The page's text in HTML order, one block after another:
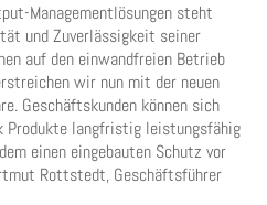
Managementlösungen steht
und Zuverlässigkeit seiner
auf den einwandfreien Betrieb
wir nun mit der neuen
Geschäftskunden können sich
Produkte langfristig leistungsfähig
einen eingebauten Schutz vor
Rottstedt, Geschäftsführer